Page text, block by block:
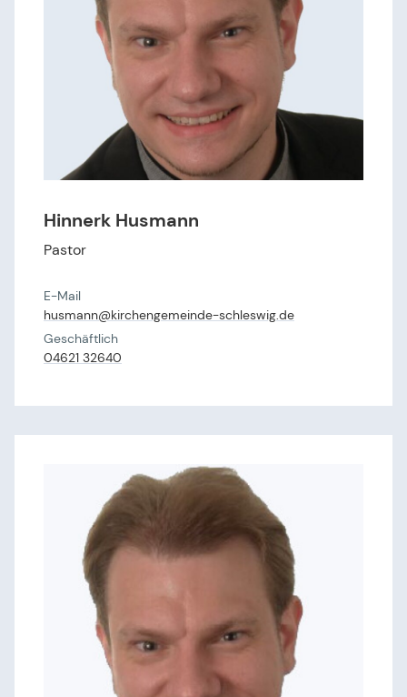
Hinnerk Husmann
Pastor
E-Mail
husmann@​kirchengemeinde-schleswig.​de
Geschäftlich
04621 32640